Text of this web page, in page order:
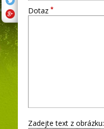
Dotaz *
Zadejte text z obrázku: